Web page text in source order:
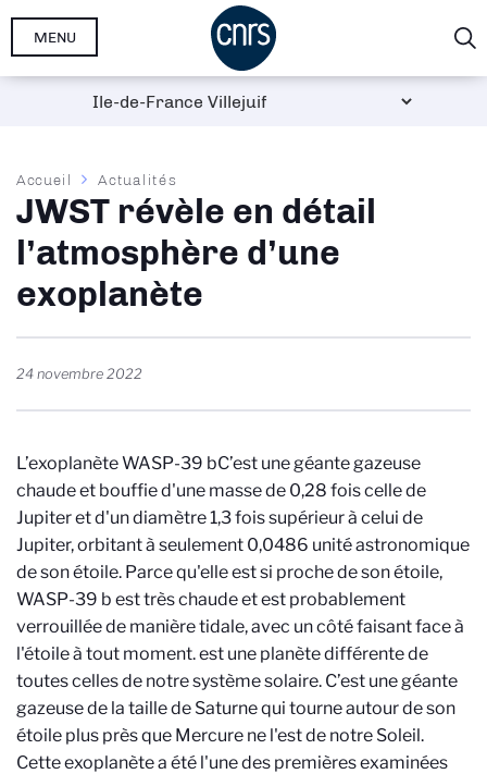
Aller
MENU
Fil
d'Ariane
Accueil Actualités
JWST révèle en détail
l’atmosphère d’une
exoplanète
24 novembre 2022
L’exoplanète WASP-39 bC’est une géante gazeuse
chaude et bouffie d'une masse de 0,28 fois celle de
Jupiter et d'un diamètre 1,3 fois supérieur à celui de
Jupiter, orbitant à seulement 0,0486 unité astronomique
de son étoile. Parce qu'elle est si proche de son étoile,
WASP-39 b est très chaude et est probablement
verrouillée de manière tidale, avec un côté faisant face à
l'étoile à tout moment.est une planète différente de
toutes celles de notre système solaire. C’est une géante
gazeuse de la taille de Saturne qui tourne autour de son
étoile plus près que Mercure ne l'est de notre Soleil.
Cette exoplanète a été l'une des premières examinées